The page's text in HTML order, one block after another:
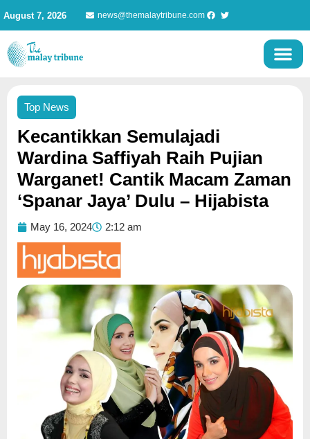
content
August 7, 2026 news@themalaytribune.com
Top News
Kecantikkan Semulajadi
Wardina Saffiyah Raih Pujian
Warganet! Cantik Macam Zaman
‘Spanar Jaya’ Dulu – Hijabista
May 16, 2024 2:12 am